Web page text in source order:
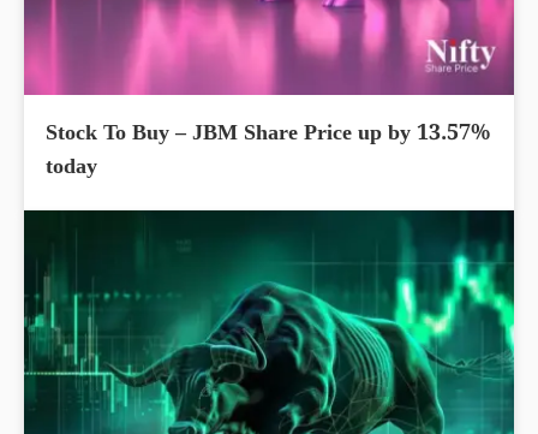
Stock To Buy – JBM Share Price up by 13.57%
today